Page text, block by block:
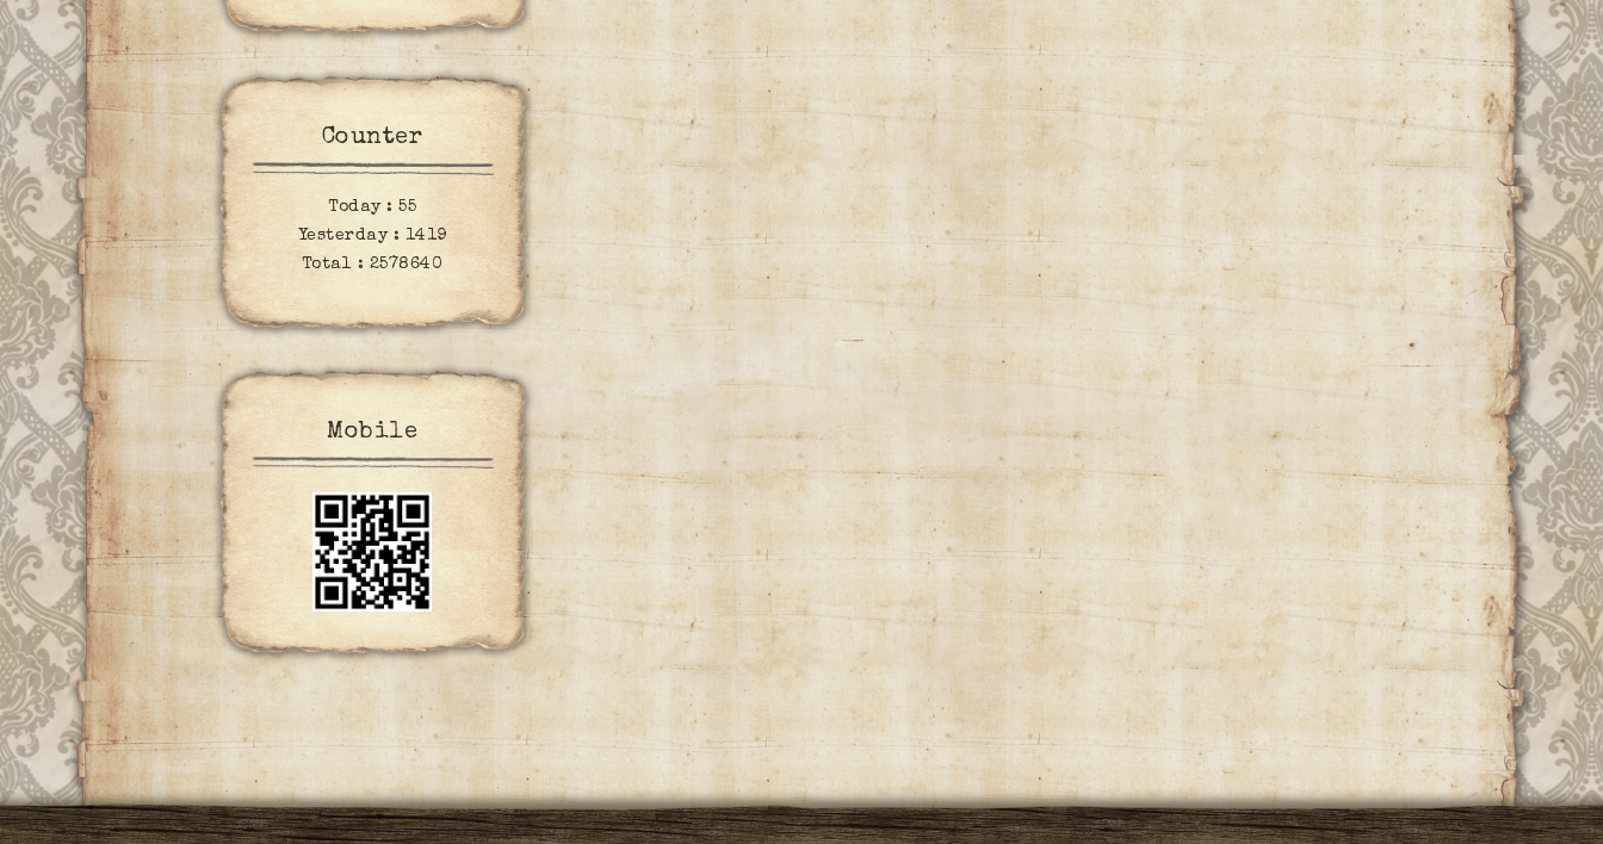
Counter
Today : 55
Yesterday : 1419
Total : 2578640
Mobile